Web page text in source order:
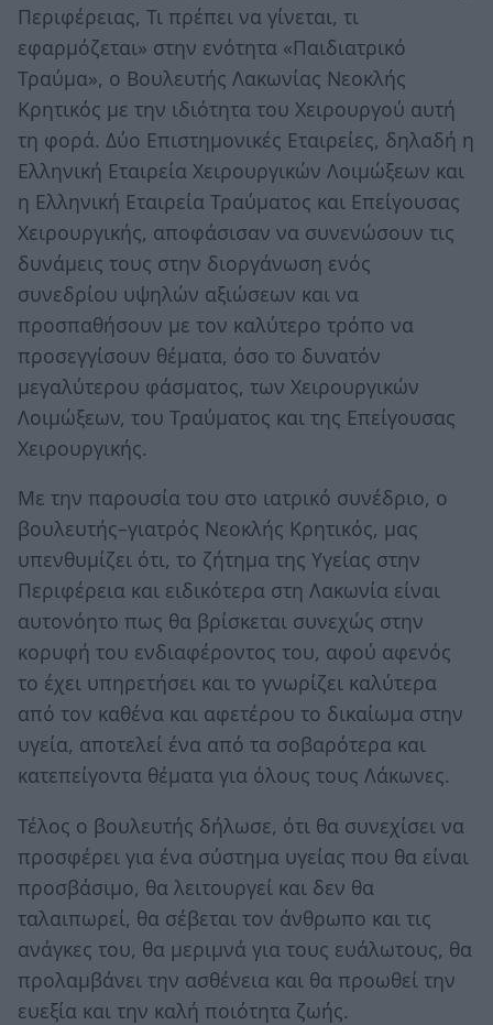
Περιφέρειας, Τι πρέπει να γίνεται, τι
εφαρμόζεται» στην ενότητα «Παιδιατρικό
Τραύμα», ο Βουλευτής Λακωνίας Νεοκλής
Κρητικός με την ιδιότητα του Χειρουργού αυτή
τη φορά. Δύο Επιστημονικές Εταιρείες, δηλαδή η
Ελληνική Εταιρεία Χειρουργικών Λοιμώξεων και
η Ελληνική Εταιρεία Τραύματος και Επείγουσας
Χειρουργικής, αποφάσισαν να συνενώσουν τις
δυνάμεις τους στην διοργάνωση ενός
συνεδρίου υψηλών αξιώσεων και να
προσπαθήσουν με τον καλύτερο τρόπο να
προσεγγίσουν θέματα, όσο το δυνατόν
μεγαλύτερου φάσματος, των Χειρουργικών
Λοιμώξεων, του Τραύματος και της Επείγουσας
Χειρουργικής.
Με την παρουσία του στο ιατρικό συνέδριο, ο
βουλευτής–γιατρός Νεοκλής Κρητικός, μας
υπενθυμίζει ότι, το ζήτημα της Υγείας στην
Περιφέρεια και ειδικότερα στη Λακωνία είναι
αυτονόητο πως θα βρίσκεται συνεχώς στην
κορυφή του ενδιαφέροντος του, αφού αφενός
το έχει υπηρετήσει και το γνωρίζει καλύτερα
από τον καθένα και αφετέρου το δικαίωμα στην
υγεία, αποτελεί ένα από τα σοβαρότερα και
κατεπείγοντα θέματα για όλους τους Λάκωνες.
Τέλος ο βουλευτής δήλωσε, ότι θα συνεχίσει να
προσφέρει για ένα σύστημα υγείας που θα είναι
προσβάσιμο, θα λειτουργεί και δεν θα
ταλαιπωρεί, θα σέβεται τον άνθρωπο και τις
ανάγκες του, θα μεριμνά για τους ευάλωτους, θα
προλαμβάνει την ασθένεια και θα προωθεί την
ευεξία και την καλή ποιότητα ζωής.